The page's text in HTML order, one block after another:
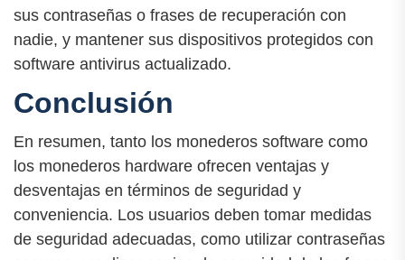
sus contraseñas o frases de recuperación con
nadie, y mantener sus dispositivos protegidos con
software antivirus actualizado.
Conclusión
En resumen, tanto los monederos software como
los monederos hardware ofrecen ventajas y
desventajas en términos de seguridad y
conveniencia. Los usuarios deben tomar medidas
de seguridad adecuadas, como utilizar contraseñas